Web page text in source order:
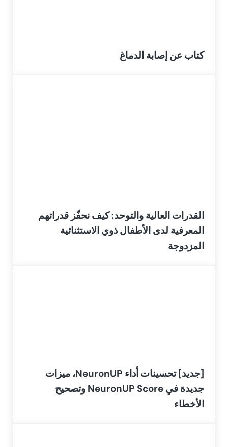
كتاب عن إصابة الدماغ
القدرات العالية والتوحد: كيف نحفّز قدراتهم
المعرفية لدى الأطفال ذوي الاستثنائية
المزدوجة
[جديد] تحسينات أداء NeuronUP، ميزات
جديدة في NeuronUP Score وتصحيح
الأخطاء